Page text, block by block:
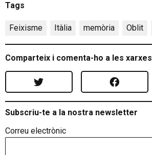
Tags
Feixisme Itàlia memòria Oblit
Comparteix i comenta-ho a les xarxes
Subscriu-te a la nostra newsletter
Correu electrònic